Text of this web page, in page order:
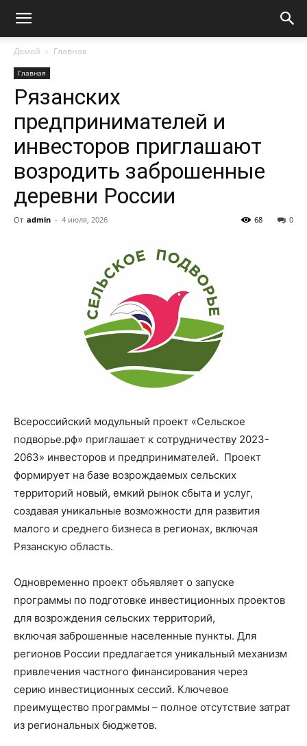
Домой Главная
Главная
Рязанских
предпринимателей и
инвесторов приглашают
возродить заброшенные
деревни России
От admin - 4 июля, 2026 0
68
Всероссийский модульный проект «Сельское
подворье.рф» приглашает к сотрудничеству 2023-
2063» инвесторов и предпринимателей. Проект
формирует на базе возрождаемых сельских
территорий новый, емкий рынок сбыта и услуг,
создавая уникальные возможности для развития
малого и среднего бизнеса в регионах, включая
Рязанскую область.
Одновременно проект объявляет о запуске
программы по подготовке инвестиционных проектов
для возрождения сельских территорий,
включая заброшенные населенные пункты. Для
регионов России предлагается уникальный механизм
привлечения частного финансирования через
серию инвестиционных сессий. Ключевое
преимущество программы – полное отсутствие затрат
из региональных бюджетов.